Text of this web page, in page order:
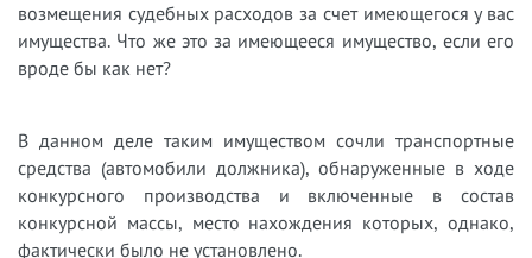
возмещения судебных расходов за счет имеющегося у вас
имущества. Что же это за имеющееся имущество, если его
вроде бы как нет?
В данном деле таким имуществом сочли транспортные
средства (автомобили должника), обнаруженные в ходе
конкурсного производства и включенные в состав
конкурсной массы, место нахождения которых, однако,
фактически было не установлено.